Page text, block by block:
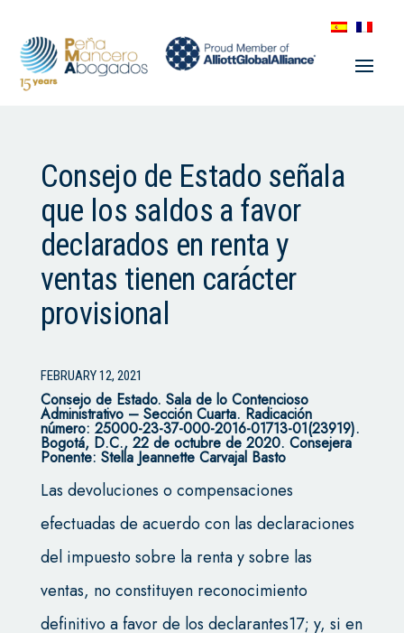
Consejo de Estado señala
que los saldos a favor
declarados en renta y
ventas tienen carácter
provisional
FEBRUARY 12, 2021
Consejo de Estado. Sala de lo Contencioso
Administrativo – Sección Cuarta. Radicación
número: 25000-23-37-000-2016-01713-01(23919).
Bogotá, D.C., 22 de octubre de 2020. Consejera
Ponente: Stella Jeannette Carvajal Basto
Las devoluciones o compensaciones
efectuadas de acuerdo con las declaraciones
del impuesto sobre la renta y sobre las
ventas, no constituyen reconocimiento
definitivo a favor de los declarantes17; y, si en